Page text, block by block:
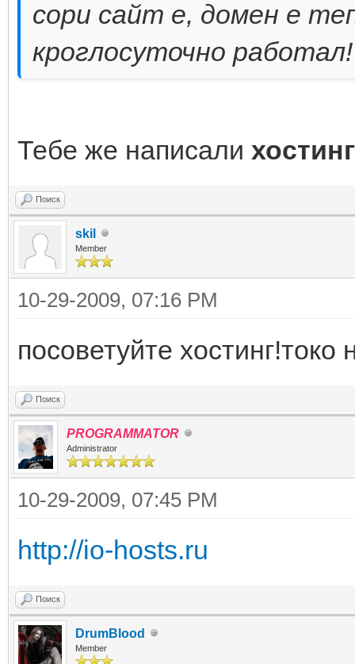
cори сайт е, домен е
кроглосуточно работал!
Тебе же написали хостинг
Поиск
skil
Member
10-29-2009, 07:16 PM
посоветуйте хостинг!токо
Поиск
PROGRAMMATOR
Administrator
10-29-2009, 07:45 PM
http://io-hosts.ru
Поиск
DrumBlood
Member